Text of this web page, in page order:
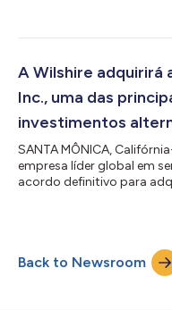
melhorar a transparência,
para investidores
parceria, que foi efetuada
A Wilshire adquirirá
Inc., uma das
investimentos
SANTA MÔNICA,
empresa líder global em
acordo definitivo para
a Wilshire se tornará uma
gerenciadas de fundos de
investimentos
Back to Newsroom